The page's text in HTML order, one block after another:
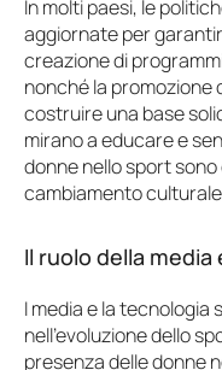
In molti paesi, le
aggiornate per
creazione di
nonché la promozione
costruire una base
mirano a educare e
donne nello sport
cambiamento
Il ruolo della
I media e la
nell’evoluzione dello
presenza delle donne